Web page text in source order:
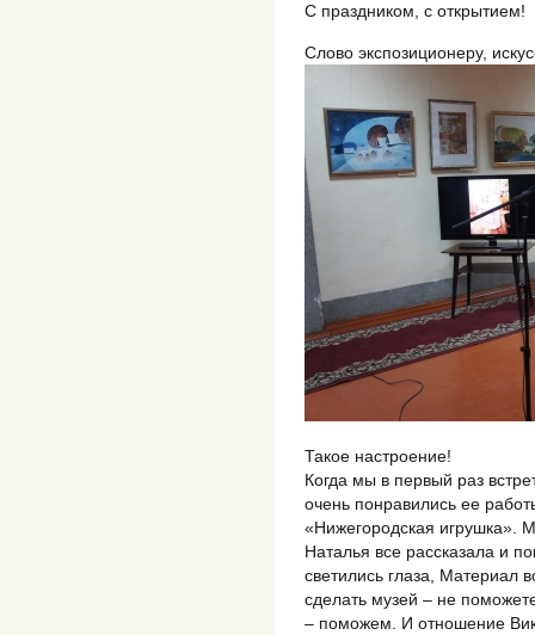
С праздником, с открытием!
Слово экспозиционеру,
Такое настроение!
Когда мы в первый раз
очень понравились ее
«Нижегородская игрушка».
Наталья все рассказала и
светились глаза, Материал
сделать музей – не
– поможем. И отношение